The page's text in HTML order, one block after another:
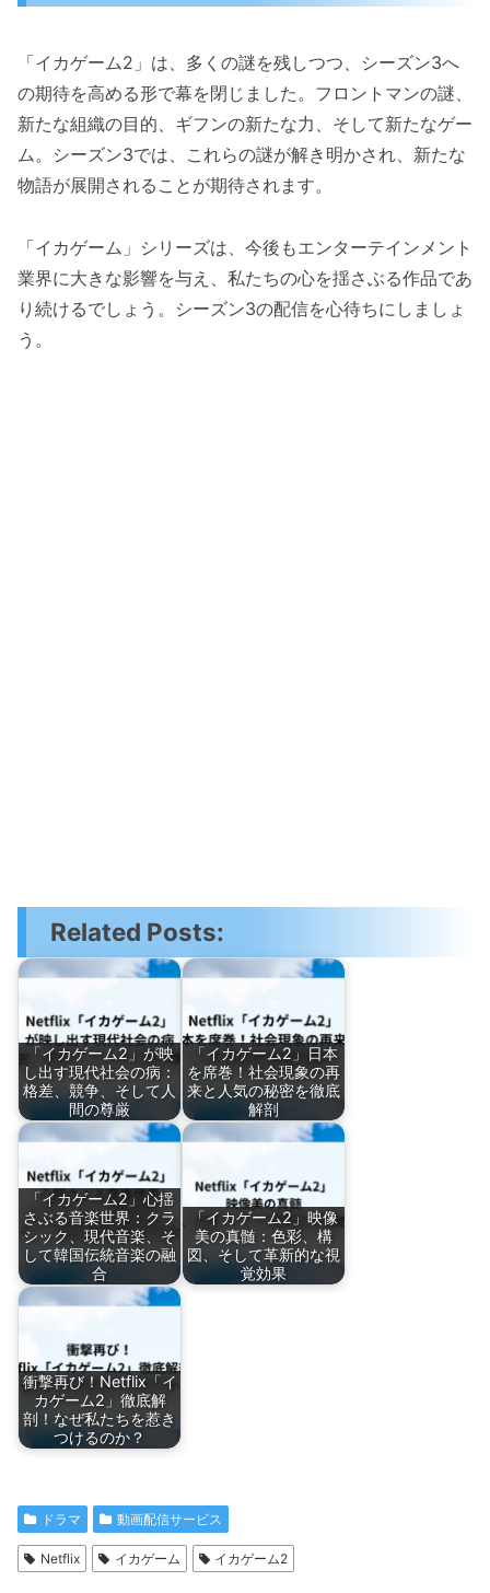
「イカゲーム2」は、多くの謎を残しつつ、シーズン3へ
の期待を高める形で幕を閉じました。フロントマンの謎、
新たな組織の目的、ギフンの新たな力、そして新たなゲー
ム。シーズン3では、これらの謎が解き明かされ、新たな
物語が展開されることが期待されます。
「イカゲーム」シリーズは、今後もエンターテインメント
業界に大きな影響を与え、私たちの心を揺さぶる作品であ
り続けるでしょう。シーズン3の配信を心待ちにしましょ
う。
Related Posts:
「イカゲーム2」が映
し出す現代社会の病：
格差、競争、そして人
間の尊厳
「イカゲーム2」日本
を席巻！社会現象の再
来と人気の秘密を徹底
解剖
「イカゲーム2」心揺
さぶる音楽世界：クラ
シック、現代音楽、そ
して韓国伝統音楽の融
合
「イカゲーム2」映像
美の真髄：色彩、構
図、そして革新的な視
覚効果
衝撃再び！Netflix「イ
カゲーム2」徹底解
剖！なぜ私たちを惹き
つけるのか？
ドラマ 動画配信サービス
Netflix イカゲーム イカゲーム2